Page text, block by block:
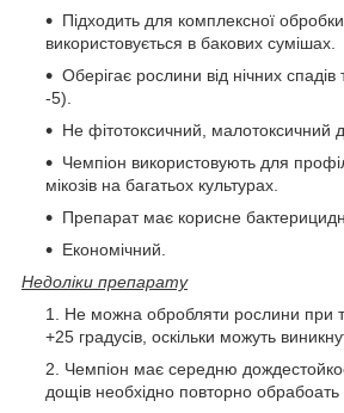
Підходить для комплексної
використовується в бакових сумішах.
Оберігає рослини від нічних
-5).
Не фітотоксичний, малотоксичний
Чемпіон використовують для
мікозів на багатьох культурах.
Препарат має корисне
Економічний.
Недоліки препарату
Не можна обробляти рослини при
+25 градусів, оскільки можуть
Чемпіон має середню
дощів необхідно повторно